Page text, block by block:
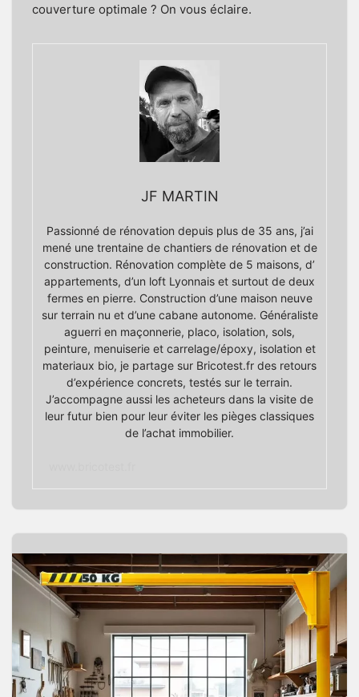
couverture optimale ? On vous éclaire.
JF MARTIN
Passionné de rénovation depuis plus de 35 ans, j’ai
mené une trentaine de chantiers de rénovation et de
construction. Rénovation complète de 5 maisons, d’
appartements, d’un loft Lyonnais et surtout de deux
fermes en pierre. Construction d’une maison neuve
sur terrain nu et d’une cabane autonome. Généraliste
aguerri en maçonnerie, placo, isolation, sols,
peinture, menuiserie et carrelage/époxy, isolation et
materiaux bio, je partage sur Bricotest.fr des retours
d’expérience concrets, testés sur le terrain.
J’accompagne aussi les acheteurs dans la visite de
leur futur bien pour leur éviter les pièges classiques
de l’achat immobilier.